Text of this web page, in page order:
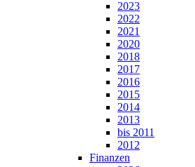
2023
2022
2021
2020
2018
2017
2016
2015
2014
2013
bis 2011
2012
Finanzen